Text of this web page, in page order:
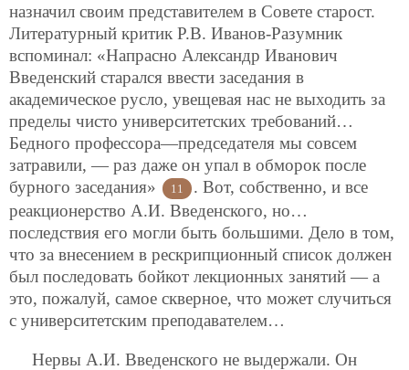
назначил своим представителем в Совете старост.
Литературный критик Р.В. Иванов-Разумник
вспоминал: «Напрасно Александр Иванович
Введенский старался ввести заседания в
академическое русло, увещевая нас не выходить за
пределы чисто университетских требований…
Бедного профессора—председателя мы совсем
затравили, — раз даже он упал в обморок после
бурного заседания»
11
. Вот, собственно, и все
реакционерство А.И. Введенского, но…
последствия его могли быть большими. Дело в том,
что за внесением в рескрипционный список должен
был последовать бойкот лекционных занятий — а
это, пожалуй, самое скверное, что может случиться
с университетским преподавателем…
Нервы А.И. Введенского не выдержали. Он